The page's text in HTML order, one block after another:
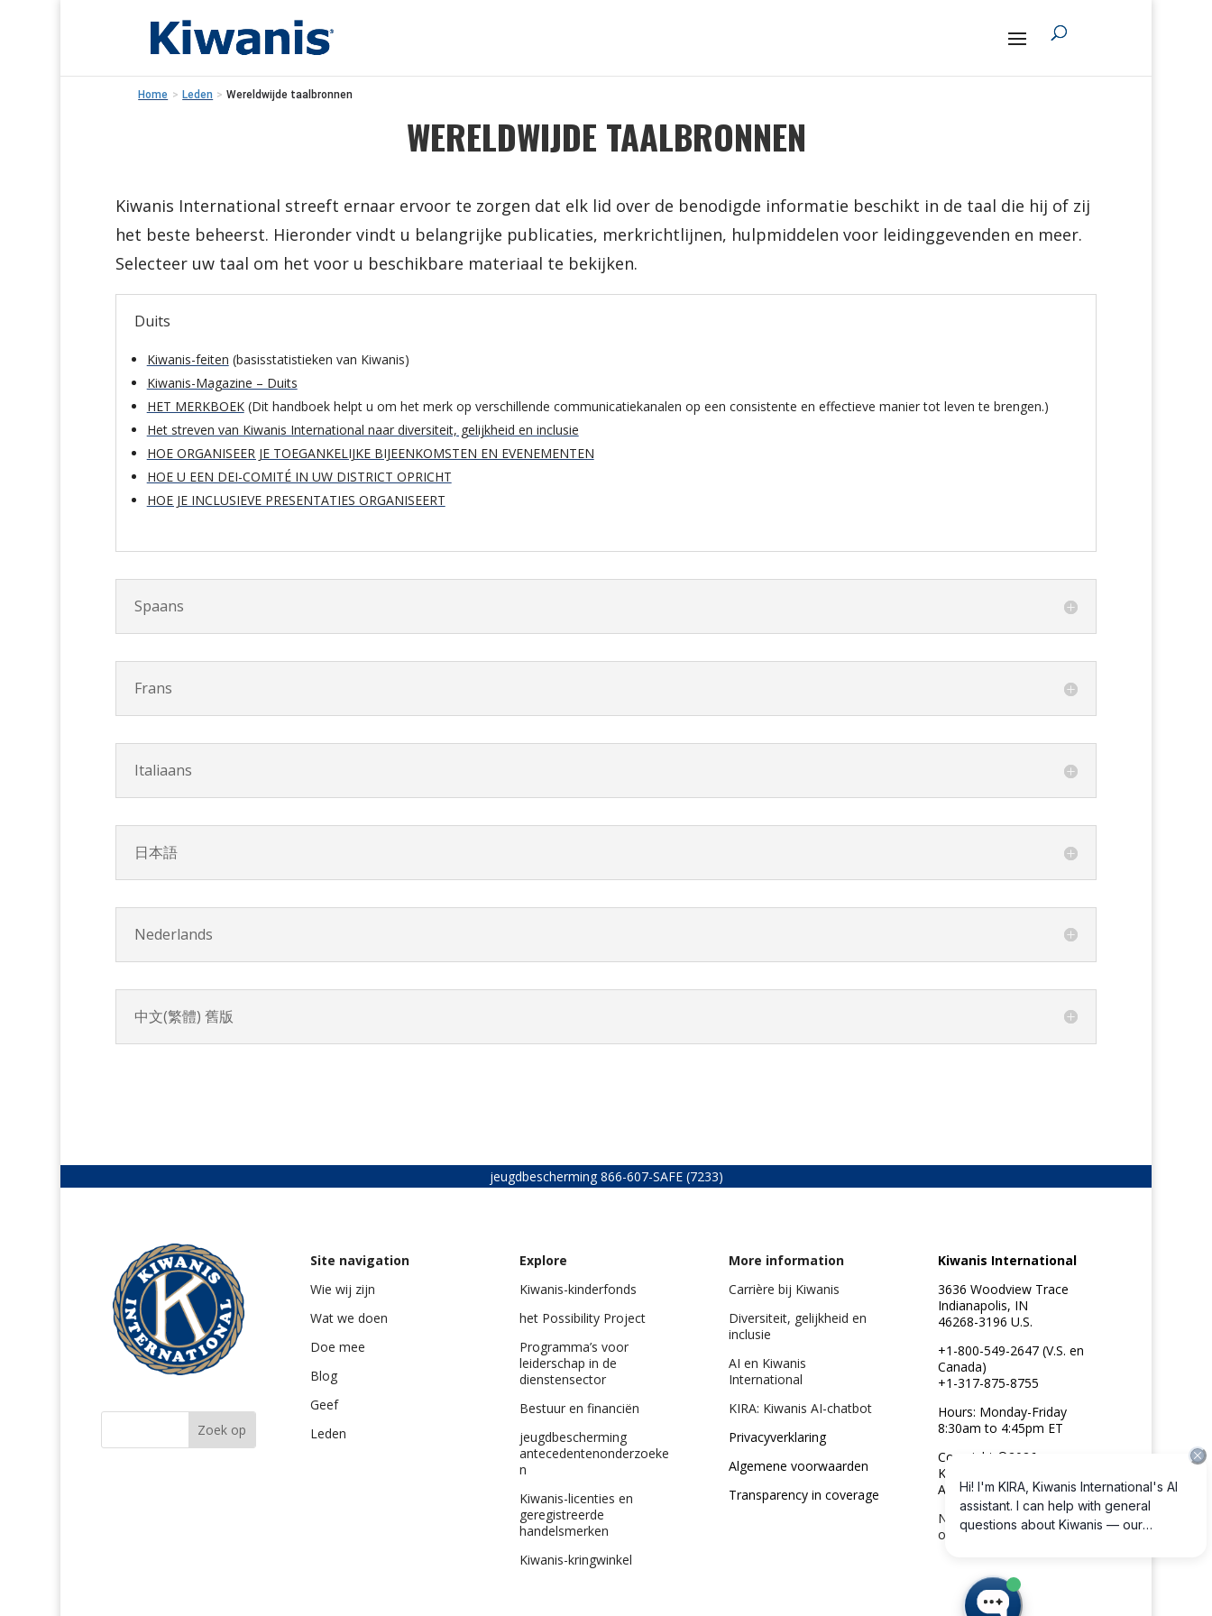
Home > Leden > Wereldwijde taalbronnen
WERELDWIJDE TAALBRONNEN
Kiwanis International streeft ernaar ervoor te zorgen dat elk lid over de benodigde informatie beschikt in de taal die hij of zij
het beste beheerst. Hieronder vindt u belangrijke publicaties, merkrichtlijnen, hulpmiddelen voor leidinggevenden en meer.
Selecteer uw taal om het voor u beschikbare materiaal te bekijken.
Duits
Kiwanis-feiten (basisstatistieken van Kiwanis)
Kiwanis-Magazine – Duits
HET MERKBOEK(Dit handboek helpt u om het merk op verschillende communicatiekanalen op een consistente en effectieve manier tot leven te brengen.)
Het streven van Kiwanis International naar diversiteit, gelijkheid en inclusie
HOE ORGANISEER JE TOEGANKELIJKE BIJEENKOMSTEN EN EVENEMENTEN
HOE U EEN DEI-COMITÉ IN UW DISTRICT OPRICHT
HOE JE INCLUSIEVE PRESENTATIES ORGANISEERT
Spaans
Frans
Italiaans
日本語
Nederlands
中文(繁體) 舊版
jeugdbescherming 866-607-SAFE (7233)
Site navigation
Wie wij zijn
Wat we doen
Doe mee
Blog
Geef
Leden
Explore
Kiwanis-kinderfonds
het Possibility Project
Programma’s voor
leiderschap in de
dienstensector
Bestuur en financiën
jeugdbescherming
antecedentenonderzoeke
n
Kiwanis-licenties en
geregistreerde
handelsmerken
Kiwanis-kringwinkel
More information
Carrière bij Kiwanis
Diversiteit, gelijkheid en
inclusie
AI en Kiwanis
International
KIRA: Kiwanis AI-chatbot
Privacyverklaring
Algemene voorwaarden
Transparency in coverage
Kiwanis International
3636 Woodview Trace
Indianapolis, IN
46268-3196 U.S.
+1-800-549-2647 (V.S. en
Canada)
+1-317-875-8755
Hours: Monday-Friday
8:30am to 4:45pm ET
Copyright ©2026
Kiwanis International
All rights reserved
Neem contact met ons
op